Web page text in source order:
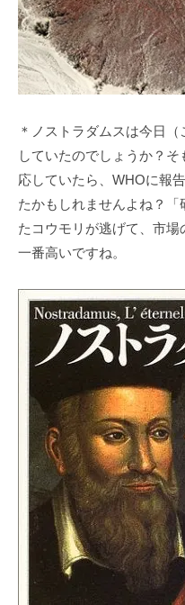
＊ノストラダムスは今日
していたのでしょうか？
応していたら、WHOに報
たかもしれませんよね？
たコウモリが逃げて、市
一番高いですね。